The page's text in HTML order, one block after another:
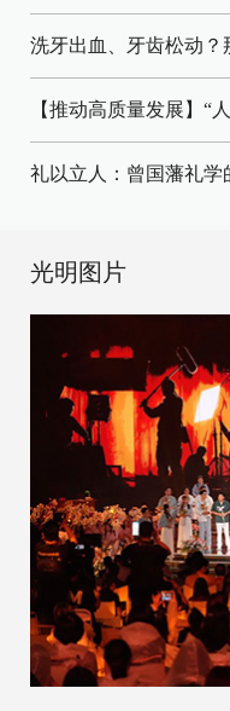
洗牙出血、牙齿松动？
【推动高质量发展】“
礼以立人：曾国藩礼学
光明图片